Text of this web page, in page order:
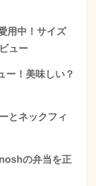
用中！サイズ
ュー
ー！美味しい？
とネックフィ
の弁当を正